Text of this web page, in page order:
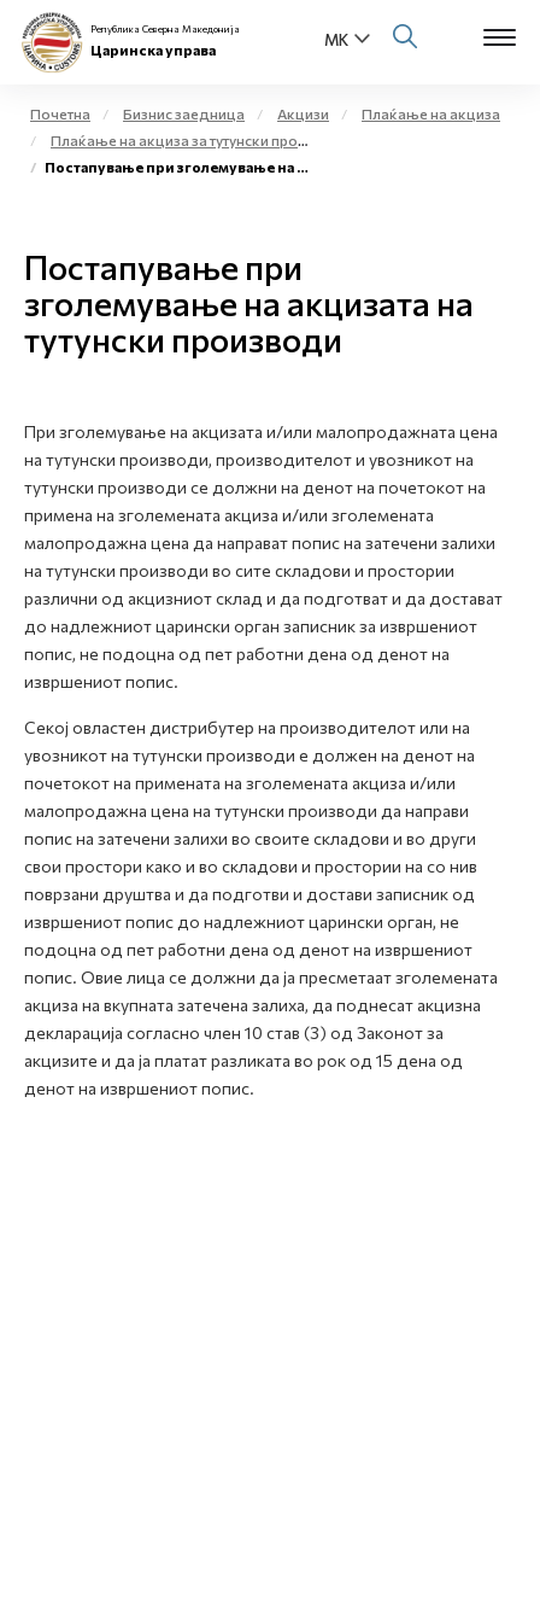
За нас
Бизнис заедница
Е-Царина
Е-Весник
Република Северна Македонија
Царинска управа
Почетна Бизнис заедница Акцизи
Плаќање на акциза
Плаќање на акциза за тутунски производи
Постапување при зголемување на акцизата на тутунски производи
Постапување при
зголемување на акцизата на
тутунски производи
При зголемување на акцизата и/или малопродажната цена
на тутунски производи, производителот и увозникот на
тутунски производи се должни на денот на почетокот на
примена на зголемената акциза и/или зголемената
малопродажна цена да направат попис на затечени залихи
на тутунски производи во сите складови и простории
различни од акцизниот склад и да подготват и да достават
до надлежниот царински орган записник за извршениот
попис, не подоцна од пет работни дена од денот на
извршениот попис.
Секој овластен дистрибутер на производителот или на
увозникот на тутунски производи е должен на денот на
почетокот на примената на зголемената акциза и/или
малопродажна цена на тутунски производи да направи
попис на затечени залихи во своите складови и во други
свои простори како и во складови и простории на со нив
поврзани друштва и да подготви и достави записник од
извршениот попис до надлежниот царински орган, не
подоцна од пет работни дена од денот на извршениот
попис. Овие лица се должни да ја пресметаат зголемената
акциза на вкупната затечена залиха, да поднесат акцизна
декларација согласно член 10 став (3) од Законот за
акцизите и да ја платат разликата во рок од 15 дена од
денот на извршениот попис.